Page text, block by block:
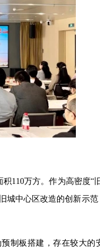
110万方。作为高密度“
城中心区改造的创新示
制板搭建，存在较大的